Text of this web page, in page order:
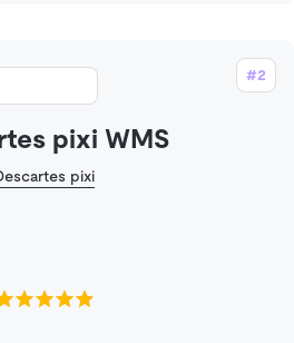
#2
pixi WMS
pixi